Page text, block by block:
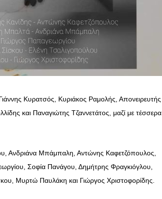
Κυρατσός, Κυριάκος Ραμολής, Απονειρευτής
και Παναγιώτης Τζαννετάτος, μαζί με τέσσερα
Ανδριάνα Μπάμπαλη, Αντώνης Καφετζόπουλος,
Σοφία Πανάγου, Δημήτρης Φραγκιόγλου,
Μυρτώ Παυλάκη και Γιώργος Χριστοφορίδης.